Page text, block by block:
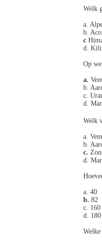
Welk
a.
b.
c
d.
Op
a.
b.
c.
d.
Welk
a.
b.
c. Zon
d.
a. 40
b. 82
c. 160
d. 180